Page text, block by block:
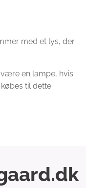
med et lys, der
en lampe, hvis
til dette